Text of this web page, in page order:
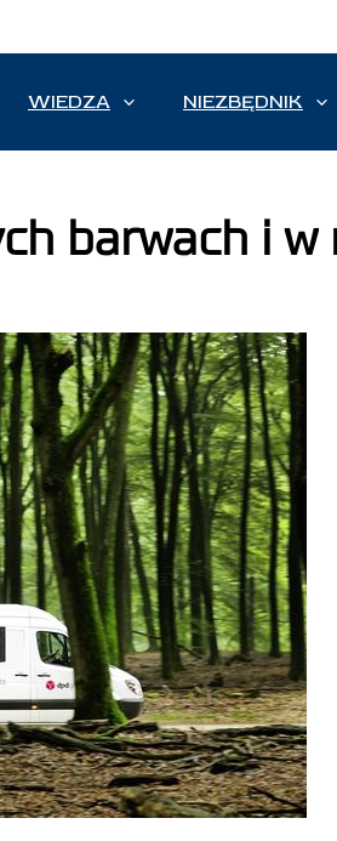
WIEDZA NIEZBĘDNIK
barwach i w